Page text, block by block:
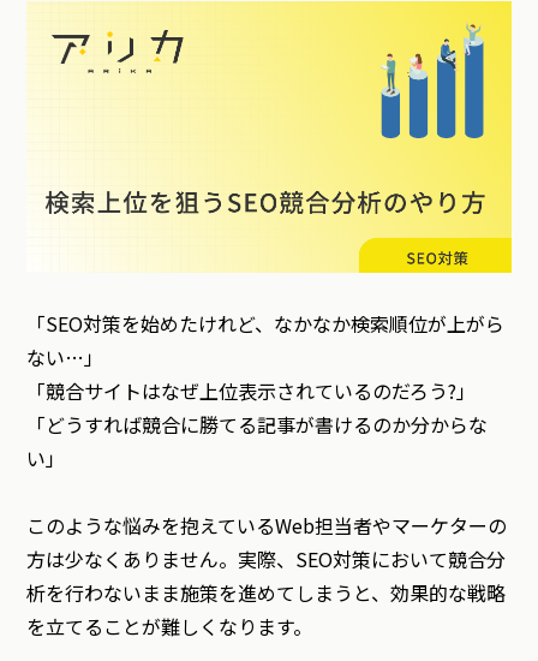
「SEO対策を始めたけれど、なかなか検索順位が上がら
ない…」
「競合サイトはなぜ上位表示されているのだろう?」
「どうすれば競合に勝てる記事が書けるのか分からな
い」
このような悩みを抱えているWeb担当者やマーケターの
方は少なくありません。実際、SEO対策において競合分
析を行わないまま施策を進めてしまうと、効果的な戦略
を立てることが難しくなります。